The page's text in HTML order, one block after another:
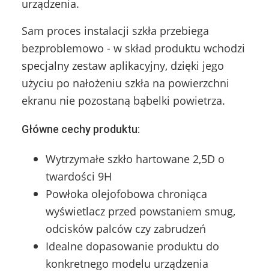
urządzenia.
Sam proces instalacji szkła przebiega
bezproblemowo - w skład produktu wchodzi
specjalny zestaw aplikacyjny, dzięki jego
użyciu po nałożeniu szkła na powierzchni
ekranu nie pozostaną bąbelki powietrza.
Główne cechy produktu:
Wytrzymałe szkło hartowane 2,5D o
twardości 9H
Powłoka olejofobowa chroniąca
wyświetlacz przed powstaniem smug,
odcisków palców czy zabrudzeń
Idealne dopasowanie produktu do
konkretnego modelu urządzenia